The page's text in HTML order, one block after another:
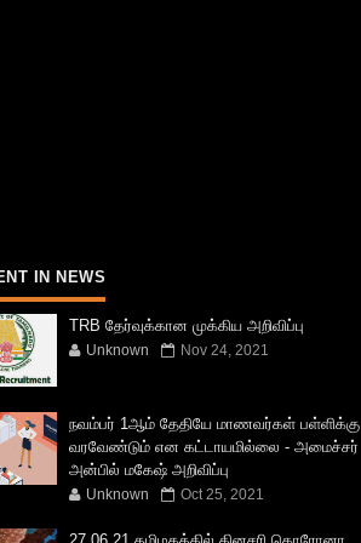
IN NEWS
TRB தேர்வுக்கான முக்கிய அறிவிப்பு
Unknown Nov 24, 2021
நவம்பர் 1ஆம் தேதியே மாணவர்கள் பள்ளிக்கு
வரவேண்டும் என கட்டாயமில்லை - அமைச்சர்
அன்பில் மகேஷ் அறிவிப்பு
Unknown Oct 25, 2021